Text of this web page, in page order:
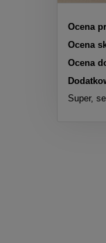
Ocena
Ocena
Ocena
Super,